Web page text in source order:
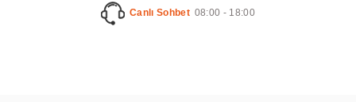
Canlı Sohbet 08:00 - 18:00